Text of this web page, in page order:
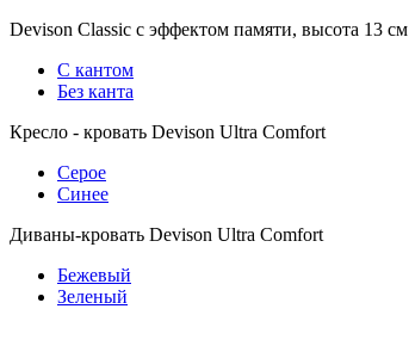
Devison Classic с эффектом памяти, высота 13 см
С кантом
Без канта
Кресло - кровать Devison Ultra Comfort
Серое
Синее
Диваны-кровать Devison Ultra Comfort
Бежевый
Зеленый